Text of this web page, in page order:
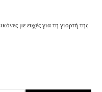
με ευχές για τη γιορτή της